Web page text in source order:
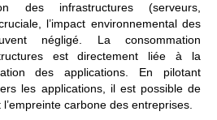
des infrastructures (serveurs,
l’impact environnemental des
négligé. La consommation
est directement liée à la
des applications. En pilotant
les applications, il est possible de
carbone des entreprises.